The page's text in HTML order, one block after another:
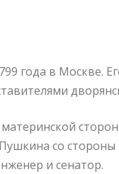
года в Москве.
со
и сенатор.